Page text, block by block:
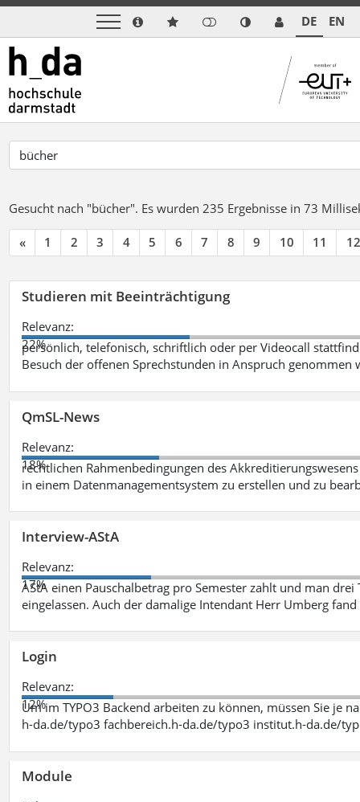
DE EN
Gesucht nach "bücher". Es wurden 235 Ergebnisse in 73
« 1 2 3 4 5 6 7 8 9 10 11 12
Studieren mit Beeinträchtigung
Relevanz:
22%
persönlich, telefonisch, schriftlich oder per Videocall
Besuch der offenen Sprechstunden in Anspruch genommen
QmSL-News
Relevanz:
18%
rechtlichen Rahmenbedingungen des
in einem Datenmanagementsystem zu erstellen und zu
Interview-AStA
Relevanz:
17%
AStA einen Pauschalbetrag pro Semester zahlt und man
eingelassen. Auch der damalige Intendant Herr Umberg fand
Login
Relevanz:
12%
Um im TYPO3 Backend arbeiten zu können, müssen Sie je
h-da.de/typo3 fachbereich.h-da.de/typo3 institut.h-da.de/
Module